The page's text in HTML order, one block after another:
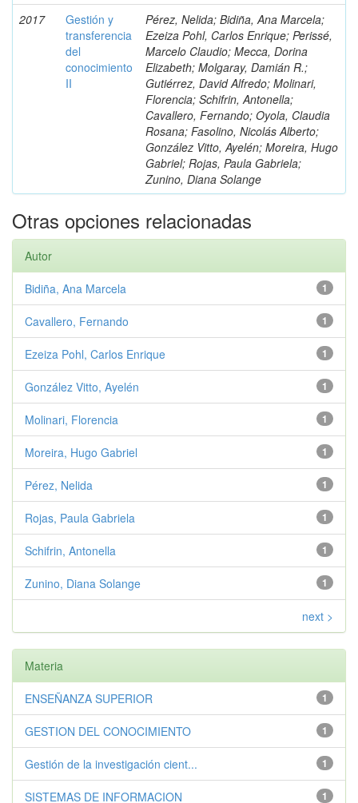
2017
Gestión y
transferencia
del
conocimiento
II
Pérez, Nelida; Bidiña, Ana Marcela;
Ezeiza Pohl, Carlos Enrique; Perissé,
Marcelo Claudio; Mecca, Dorina
Elizabeth; Molgaray, Damián R.;
Gutiérrez, David Alfredo; Molinari,
Florencia; Schifrin, Antonella;
Cavallero, Fernando; Oyola, Claudia
Rosana; Fasolino, Nicolás Alberto;
González Vitto, Ayelén; Moreira, Hugo
Gabriel; Rojas, Paula Gabriela;
Zunino, Diana Solange
Otras opciones relacionadas
Autor
1
Bidiña, Ana Marcela
1
Cavallero, Fernando
1
Ezeiza Pohl, Carlos Enrique
1
González Vitto, Ayelén
1
Molinari, Florencia
1
Moreira, Hugo Gabriel
1
Pérez, Nelida
1
Rojas, Paula Gabriela
1
Schifrin, Antonella
1
Zunino, Diana Solange
next >
Materia
1
ENSEÑANZA SUPERIOR
1
GESTION DEL CONOCIMIENTO
1
Gestión de la investigación cient...
1
SISTEMAS DE INFORMACION